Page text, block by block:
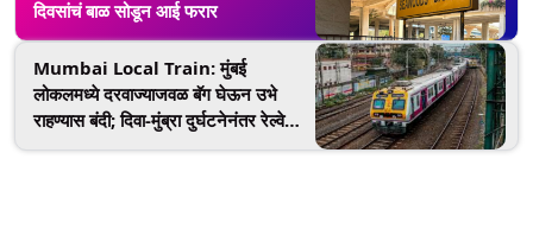
दिवसांचं बाळ सोडून आई फरार
Mumbai Local Train: मुंबई
लोकलमध्ये दरवाज्याजवळ बॅग घेऊन उभे
राहण्यास बंदी; दिवा-मुंब्रा दुर्घटनेनंतर रेल्वेचा